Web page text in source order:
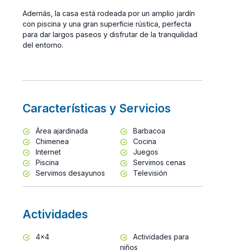
Además, la casa está rodeada por un amplio jardín
con piscina y una gran superficie rústica, perfecta
para dar largos paseos y disfrutar de la tranquilidad
del entorno.
Características y Servicios
Área ajardinada
Barbacoa
Chimenea
Cocina
Internet
Juegos
Piscina
Servimos cenas
Servimos desayunos
Televisión
Actividades
4x4
Actividades para
niños